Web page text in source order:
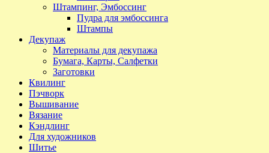
Штампинг, Эмбоссинг
Пудра для эмбоссинга
Штампы
Декупаж
Материалы для декупажа
Бумага, Карты, Салфетки
Заготовки
Квилинг
Пэчворк
Вышивание
Вязание
Кэндлинг
Для художников
Шитье